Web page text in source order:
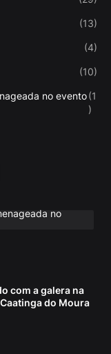
(13)
(4)
(10)
no evento(1
)
no
com a galera na
do Moura